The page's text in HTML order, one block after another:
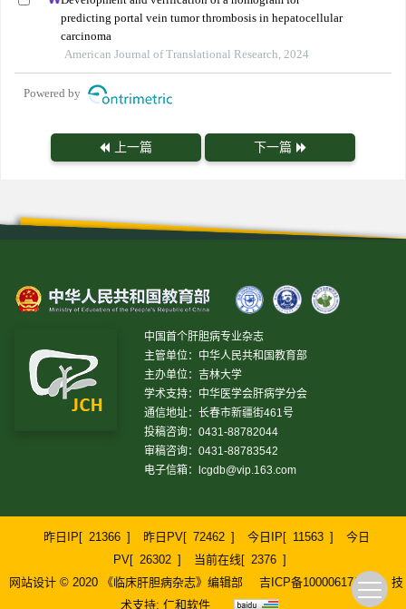
predicting portal vein tumor thrombosis in hepatocellular
carcinoma
American Journal of Translational Research, 2024
Powered by
上一篇 下一篇
中国首个肝胆病专业杂志
主管单位：中华人民共和国教育部
主办单位：吉林大学
学术支持：中华医学会肝病学分会
通信地址：长春市新疆街461号
投稿咨询：0431-88782044
审稿咨询：0431-88783542
电子信箱：
lcgdb@vip.163.com
昨日IP[ 21366 ] 昨日PV[ 72462 ] 今日IP[ 11563 ]
今日
PV[ 26302 ] 当前在线[ 2376 ]
网站设计 © 2020 《临床肝胆病杂志》编辑部
吉ICP备10000617号-1
技
术支持: 仁和软件